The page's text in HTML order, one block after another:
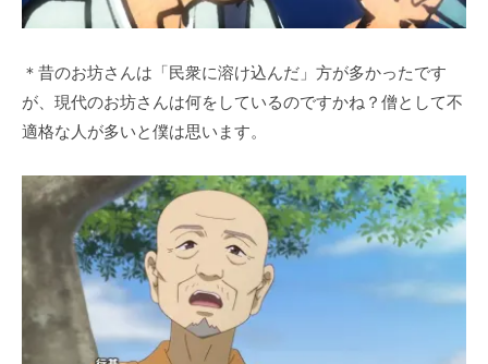
＊昔のお坊さんは「民衆に溶け込んだ」方が多かったです
が、現代のお坊さんは何をしているのですかね？僧として不
適格な人が多いと僕は思います。